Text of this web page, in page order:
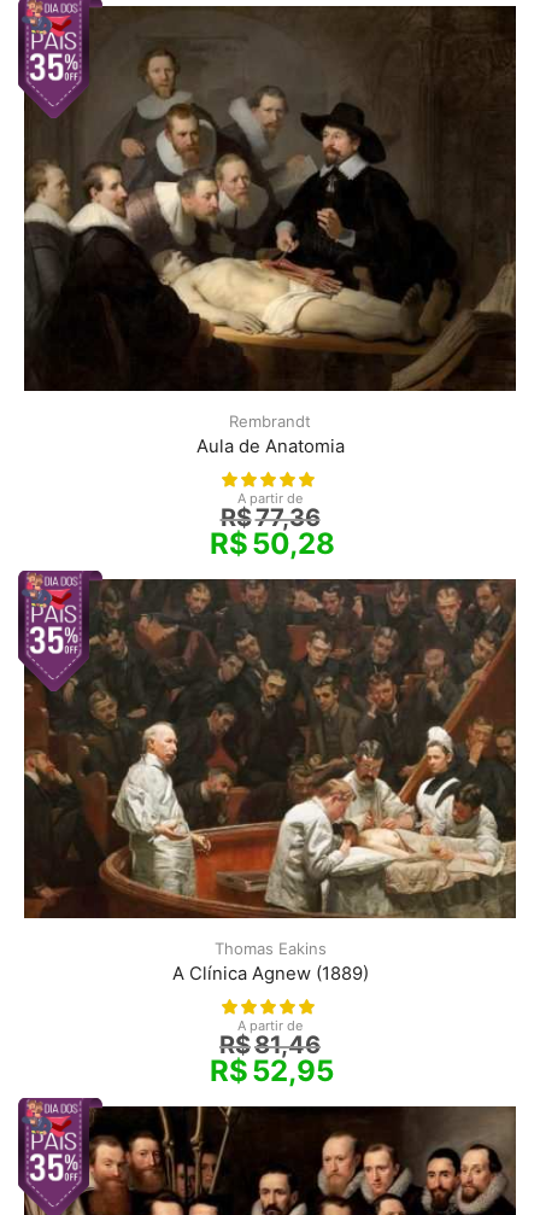
Rembrandt
Aula de Anatomia
A partir de
R$77,36
R$50,28
Thomas Eakins
A Clínica Agnew (1889)
A partir de
R$81,46
R$52,95